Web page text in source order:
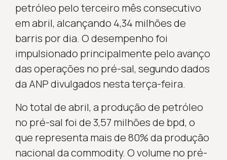
petróleo pelo terceiro mês consecutivo
em abril, alcançando 4,34 milhões de
barris por dia. O desempenho foi
impulsionado principalmente pelo avanço
das operações no pré-sal, segundo dados
da ANP divulgados nesta terça-feira.
No total de abril, a produção de petróleo
no pré-sal foi de 3,57 milhões de bpd, o
que representa mais de 80% da produção
nacional da commodity. O volume no pré-